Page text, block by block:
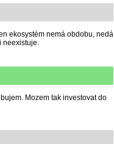
ekosystém nemá obdobu, nedá
neexistuje.
Mozem tak investovat do